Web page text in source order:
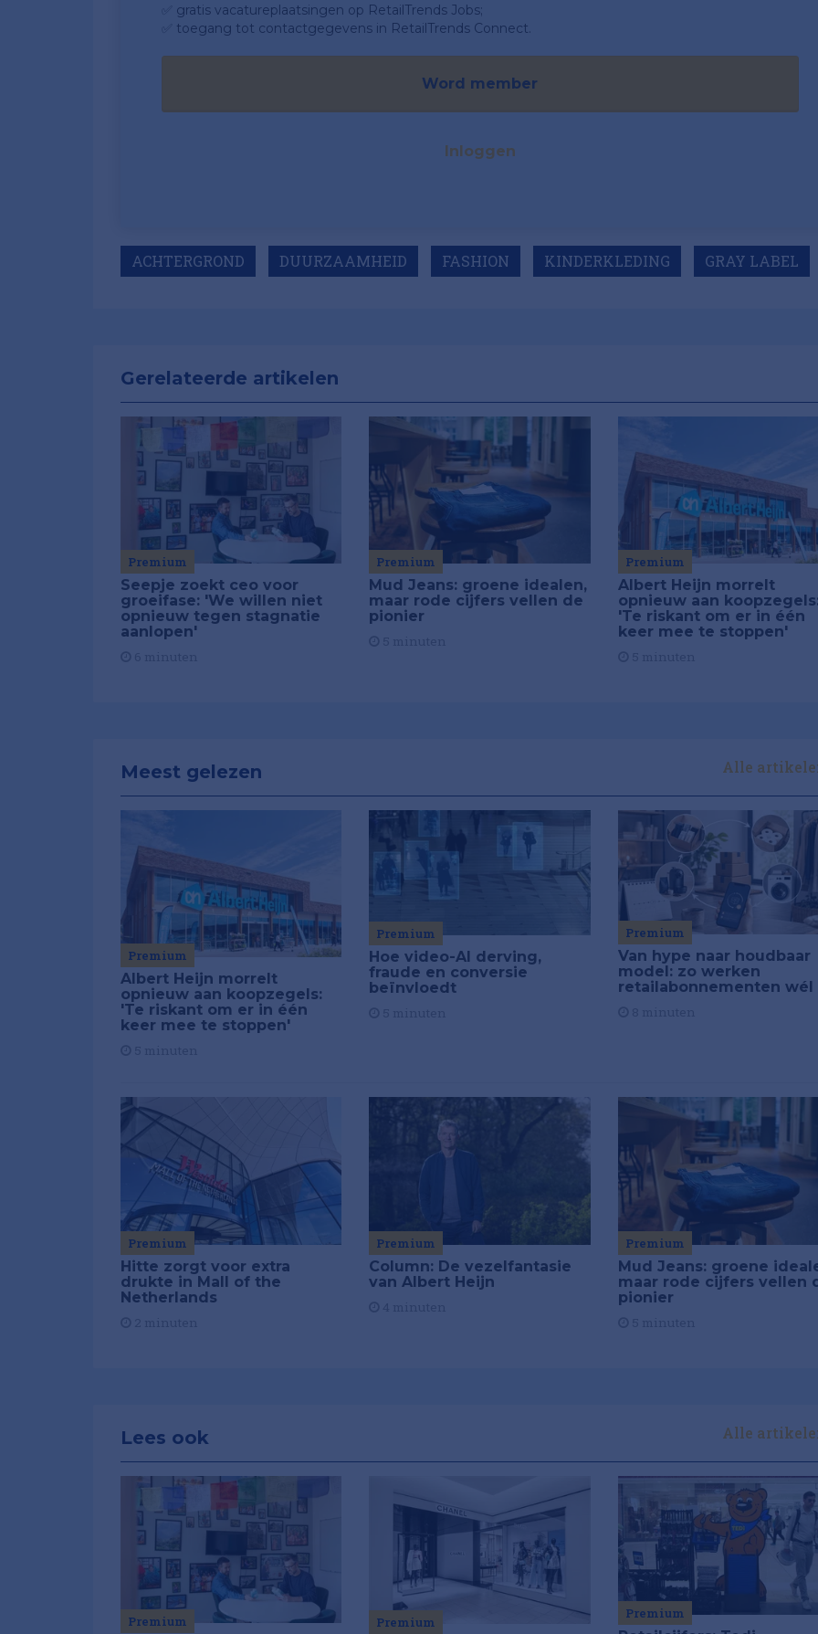
✅ gratis vacatureplaatsingen op RetailTrends Jobs;
✅ toegang tot contactgegevens in RetailTrends Connect.
Word member
Inloggen
ACHTERGROND DUURZAAMHEID FASHION KINDERKLEDING GRAY LABEL
Gerelateerde artikelen
Premium
Seepje zoekt ceo voor
groeifase: 'We willen niet
opnieuw tegen stagnatie
aanlopen'
Premium
Mud Jeans: groene idealen,
maar rode cijfers vellen de
pionier
Premium
Albert Heijn morrelt
opnieuw aan
'Te riskant om er in één
keer mee te stoppen'
Meest gelezen Alle
Premium
Albert Heijn morrelt
opnieuw aan koopzegels:
'Te riskant om er in één
keer mee te stoppen'
Premium
Hoe video-AI derving,
fraude en conversie
beïnvloedt
Premium
Van hype naar houdbaar
model: zo werken
retailabonnementen wél
Premium
Hitte zorgt voor extra
drukte in Mall of the
Netherlands
Premium
Column: De vezelfantasie
van Albert Heijn
Premium
Mud Jeans: groene
maar rode cijfers vellen
pionier
Lees ook Alle
Premium Premium
Premium